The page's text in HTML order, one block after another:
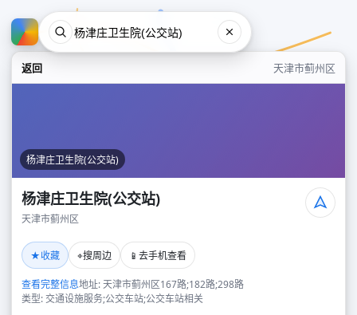
返回 天津市蓟州区
杨津庄卫生院(公交站)
杨津庄卫生院(公交站)
天津市蓟州区
★收藏 ⌖搜周边 📱 去手机查看
查看完整信息地址: 天津市蓟州区167路;182路;298路
类型: 交通设施服务;公交车站;公交车站相关